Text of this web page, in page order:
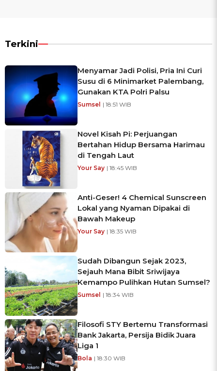
Terkini
Menyamar Jadi Polisi, Pria Ini Curi
Susu di 6 Minimarket Palembang,
Gunakan KTA Polri Palsu
Sumsel | 18:51 WIB
Novel Kisah Pi: Perjuangan
Bertahan Hidup Bersama Harimau
di Tengah Laut
Your Say | 18:45 WIB
Anti-Geser! 4 Chemical Sunscreen
Lokal yang Nyaman Dipakai di
Bawah Makeup
Your Say | 18:35 WIB
Sudah Dibangun Sejak 2023,
Sejauh Mana Bibit Sriwijaya
Kemampo Pulihkan Hutan Sumsel?
Sumsel | 18:34 WIB
Filosofi STY Bertemu Transformasi
Bank Jakarta, Persija Bidik Juara
Liga 1
Bola | 18:30 WIB